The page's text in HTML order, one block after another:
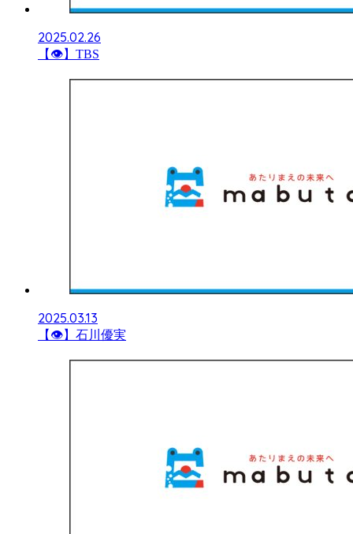
2025.02.26
【👁】TBS
2025.03.13
【👁】石川優実